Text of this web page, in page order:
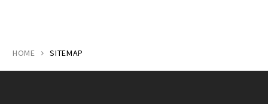
HOME SITEMAP